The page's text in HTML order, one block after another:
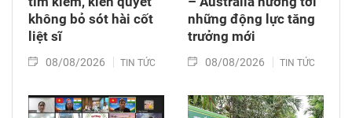
không bỏ sót hài cốt
liệt sĩ
08/08/2026 TIN TỨC
những động lực tăng
trưởng mới
08/08/2026 TIN TỨC